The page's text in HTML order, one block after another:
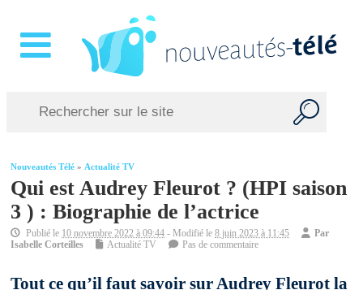
Nouveautés Télé »Actualité TV
Qui est Audrey Fleurot ? (HPI saison
3 ) : Biographie de l’actrice
Publié le 10 novembre 2022 à 09:44 - Modifié le8 juin 2023 à 11:45
Par
Isabelle Corteilles
Actualité TV Pas de commentaire
Tout ce qu’il faut savoir sur Audrey Fleurot la